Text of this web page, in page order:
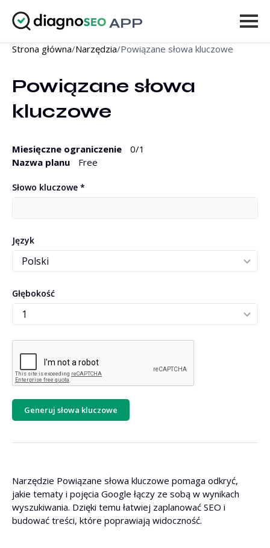
APP
Narzędzia
Cennik
Więcej
ULEPSZ
Strona główna/Narzędzia/Powiązane słowa kluczowe
Powiązane słowa
kluczowe
Miesięczne ograniczenie 0/1
Nazwa planu
Free
Słowo kluczowe *
Język
Głębokość
Generuj słowa kluczowe
Narzędzie Powiązane słowa kluczowe pomaga odkryć,
jakie tematy i pojęcia Google łączy ze sobą w wynikach
wyszukiwania. Dzięki temu łatwiej zaplanować SEO i
budować treści, które poprawiają widoczność.